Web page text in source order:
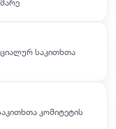
საკითხთა
კომიტეტის